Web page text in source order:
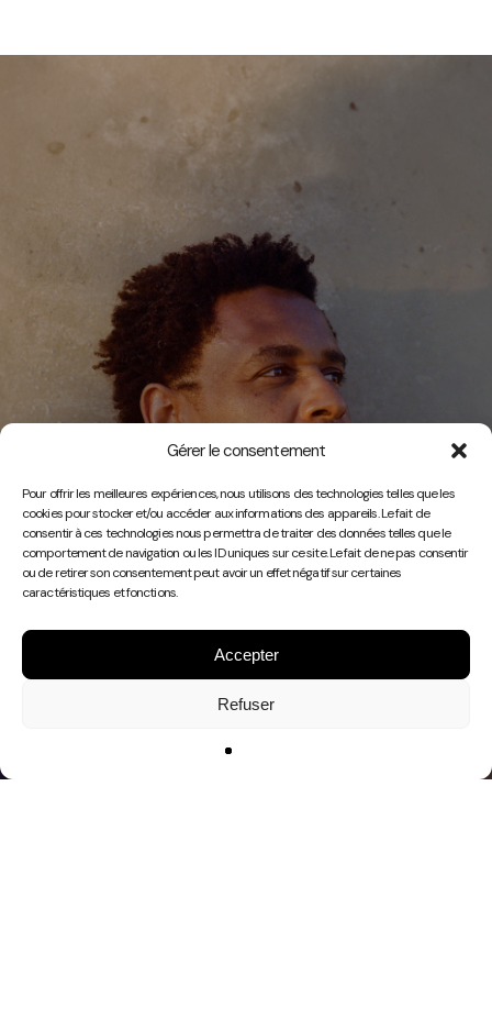
Gérer le consentement
Pour offrir les meilleures expériences, nous utilisons des technologies telles que les
cookies pour stocker et/ou accéder aux informations des appareils. Le fait de
consentir à ces technologies nous permettra de traiter des données telles que le
comportement de navigation ou les ID uniques sur ce site. Le fait de ne pas consentir
ou de retirer son consentement peut avoir un effet négatif sur certaines
caractéristiques et fonctions.
Accepter
Refuser
Play
Video